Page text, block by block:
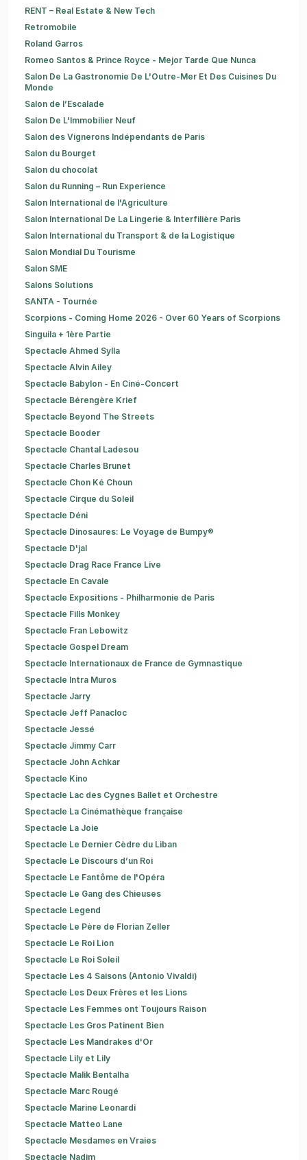
RENT – Real Estate & New Tech
Retromobile
Roland Garros
Romeo Santos & Prince Royce - Mejor Tarde Que Nunca
Salon De La Gastronomie De L'Outre-Mer Et Des Cuisines Du
Monde
Salon de l’Escalade
Salon De L'Immobilier Neuf
Salon des Vignerons Indépendants de Paris
Salon du Bourget
Salon du chocolat
Salon du Running – Run Experience
Salon International de l'Agriculture
Salon International De La Lingerie & Interfilière Paris
Salon International du Transport & de la Logistique
Salon Mondial Du Tourisme
Salon SME
Salons Solutions
SANTA - Tournée
Scorpions - Coming Home 2026 - Over 60 Years of Scorpions
Singuila + 1ère Partie
Spectacle Ahmed Sylla
Spectacle Alvin Ailey
Spectacle Babylon - En Ciné-Concert
Spectacle Bérengère Krief
Spectacle Beyond The Streets
Spectacle Booder
Spectacle Chantal Ladesou
Spectacle Charles Brunet
Spectacle Chon Ké Choun
Spectacle Cirque du Soleil
Spectacle Déni
Spectacle Dinosaures: Le Voyage de Bumpy®
Spectacle D'jal
Spectacle Drag Race France Live
Spectacle En Cavale
Spectacle Expositions - Philharmonie de Paris
Spectacle Fills Monkey
Spectacle Fran Lebowitz
Spectacle Gospel Dream
Spectacle Internationaux de France de Gymnastique
Spectacle Intra Muros
Spectacle Jarry
Spectacle Jeff Panacloc
Spectacle Jessé
Spectacle Jimmy Carr
Spectacle John Achkar
Spectacle Kino
Spectacle Lac des Cygnes Ballet et Orchestre
Spectacle La Cinémathèque française
Spectacle La Joie
Spectacle Le Dernier Cèdre du Liban
Spectacle Le Discours d’un Roi
Spectacle Le Fantôme de l'Opéra
Spectacle Le Gang des Chieuses
Spectacle Legend
Spectacle Le Père de Florian Zeller
Spectacle Le Roi Lion
Spectacle Le Roi Soleil
Spectacle Les 4 Saisons (Antonio Vivaldi)
Spectacle Les Deux Frères et les Lions
Spectacle Les Femmes ont Toujours Raison
Spectacle Les Gros Patinent Bien
Spectacle Les Mandrakes d'Or
Spectacle Lily et Lily
Spectacle Malik Bentalha
Spectacle Marc Rougé
Spectacle Marine Leonardi
Spectacle Matteo Lane
Spectacle Mesdames en Vraies
Spectacle Nadim